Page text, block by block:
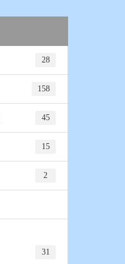
28
158
45
15
2
31